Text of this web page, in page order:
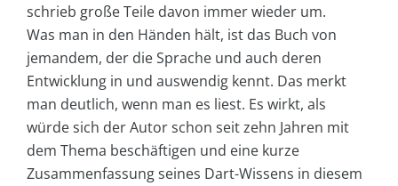
schrieb große Teile davon immer wieder um.
Was man in den Händen hält, ist das Buch von
jemandem, der die Sprache und auch deren
Entwicklung in und auswendig kennt. Das merkt
man deutlich, wenn man es liest. Es wirkt, als
würde sich der Autor schon seit zehn Jahren mit
dem Thema beschäftigen und eine kurze
Zusammenfassung seines Dart-Wissens in diesem